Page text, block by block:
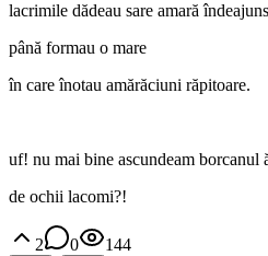
lacrimile dădeau sare amară
până formau o mare
în care înotau amărăciuni răpitoare.
uf! nu mai bine ascundeam borcanul
de ochii lacomi?!
2 0
144